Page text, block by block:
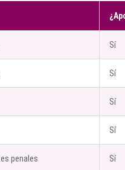
Sí
Sí
Sí
Sí
penales Sí